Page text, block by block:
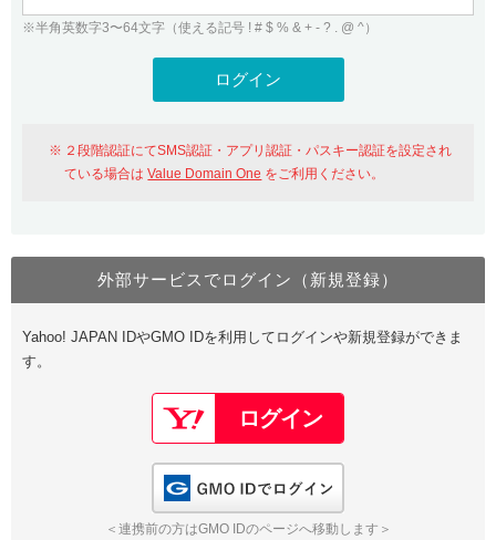
WHOIS検索
Value Domainにログイン
おすすめ One レンタルサーバーを含む最新の機能を使う方
Value Domain Oneにログイン
Google
GMO ID Amazon
※AmazonはValue Domain Oneのログイン画面へ遷移します
Value Domain Oneアカウント作成
以下でも登録可能
Google Yahoo!
GMO ID
※半角英数字3〜64文字（使える記号 ! # $ % & + - ? . @ ^）
２段階認証にてSMS認証・アプリ認証・パスキー認証を設定され
ている場合はValue Domain One をご利用ください。
外部サービスでログイン（新規登録）
Yahoo! JAPAN IDやGMO IDを利用してログインや新規登録ができま
す。
＜連携前の方はGMO IDのページへ移動します＞